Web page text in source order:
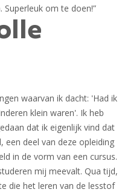
om te doen!”
waarvan ik dacht: 'Had ik
klein waren'. Ik heb
dat ik eigenlijk vind dat
een deel van deze opleiding
in de vorm van een cursus.
mij meevalt. Qua tijd,
die het leren van de lesstof